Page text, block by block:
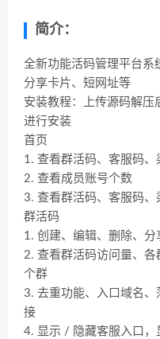
简介：
全新功能活码管理平台系
分享卡片、短网址等
安装教程：上传源码解压
进行安装
首页
1. 查看群活码、客服码
2. 查看成员账号个数
3. 查看群活码、客服码
群活码
1. 创建、编辑、删除、分
2. 查看群活码访问量、
个群
3. 去重功能、入口域名
接
4. 显示 / 隐藏客服入口